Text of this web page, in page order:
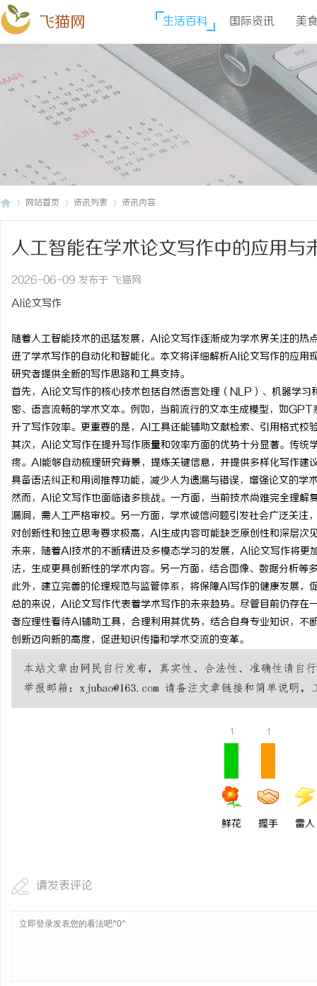
飞猫网 生活百科 国际资讯 美
网站首页 资讯列表 资讯内容
人工智能在学术论文写作中的应用与
2026-06-09 发布于 飞猫网
AI论文写作
随着人工智能技术的迅猛发展，AI论文写作逐渐成为学术界关注的
进了学术写作的自动化和智能化。本文将详细解析AI论文写作的应
研究者提供全新的写作思路和工具支持。
首先，AI论文写作的核心技术包括自然语言处理（NLP）、机器学
密、语言流畅的学术文本。例如，当前流行的文本生成模型，如
升了写作效率。更重要的是，AI工具还能辅助文献检索、引用格式校
其次，AI论文写作在提升写作质量和效率方面的优势十分显著。传
疼。AI能够自动梳理研究背景，提炼关键信息，并提供多样化写作
具备语法纠正和用词推荐功能，减少人为遗漏与错误，增强论文的学
然而，AI论文写作也面临诸多挑战。一方面，当前技术尚难完全理
漏洞，需人工严格审校。另一方面，学术诚信问题引发社会广泛关
对创新性和独立思考要求极高，AI生成内容可能缺乏原创性和深层次
未来，随着AI技术的不断精进及多模态学习的发展，AI论文写作将
法，生成更具创新性的学术内容。另一方面，结合图像、数据分析
此外，建立完善的伦理规范与监管体系，将保障AI写作的健康发展，
总的来说，AI论文写作代表着学术写作的未来趋势。尽管目前仍存
者应理性看待AI辅助工具，合理利用其优势，结合自身专业知识，
创新迈向新的高度，促进知识传播和学术交流的变革。
1
鲜花
1
握手 雷人
请发表评论
贝净 AC 国际医疗实验
全解析